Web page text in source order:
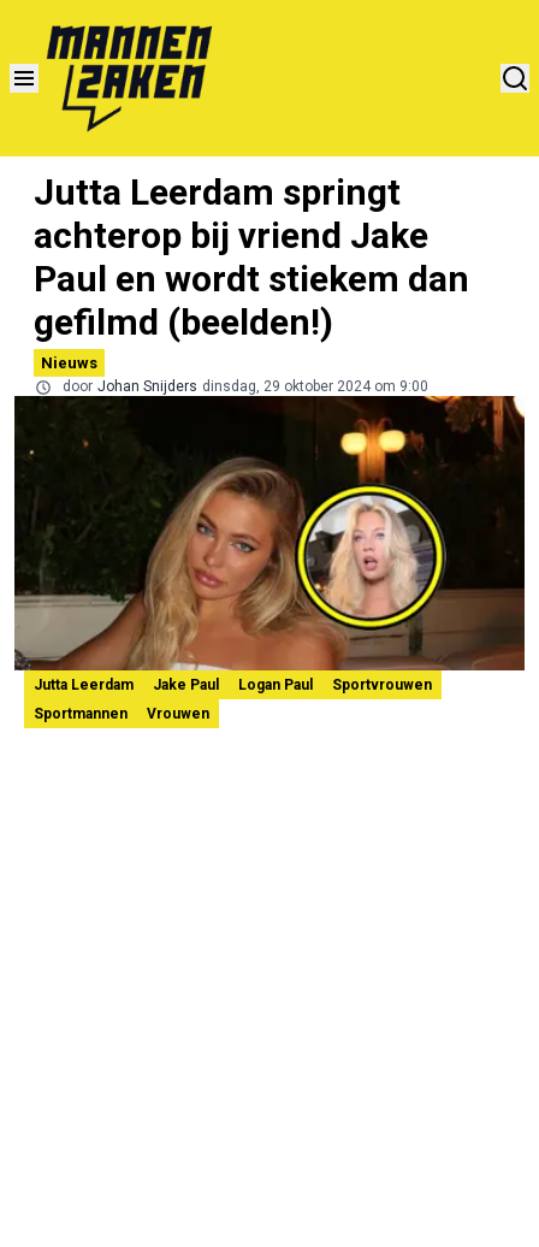
Jutta Leerdam springt
achterop bij vriend Jake
Paul en wordt stiekem dan
gefilmd (beelden!)
Nieuws
door Johan Snijders dinsdag, 29 oktober 2024 om 9:00
Jutta Leerdam Jake Paul Logan Paul
Sportvrouwen
Sportmannen
Vrouwen